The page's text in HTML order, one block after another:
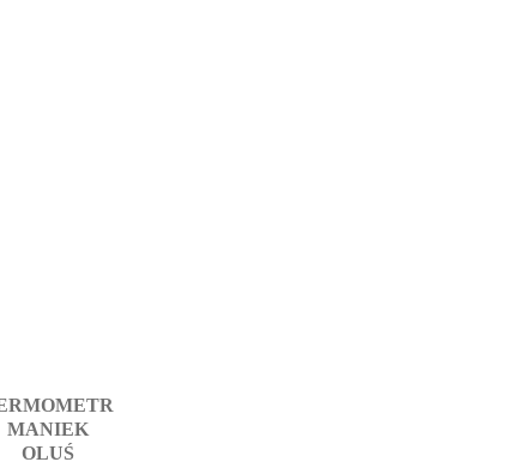
MANIEK
OLUŚ